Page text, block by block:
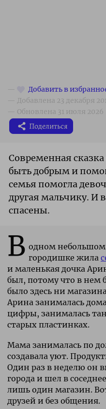
Поделиться
Современная
быть добрым и
семья помогла
другая мальчику. И
спасены.
В одном
городишке жила
и маленькая дочка
был, потому что в нем
было здесь ни
Арина занималась
цифры, занималась
старых пластинках.
Мама занималась по
создавала уют.
Один раз в неделю он
города и шел в
лишь один магазин.
друзей и без общения.